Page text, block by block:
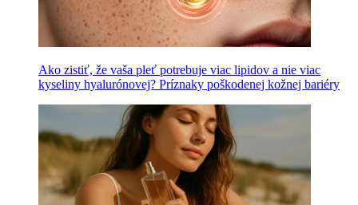
Ako zistiť, že vaša pleť potrebuje viac lipidov a nie viac
kyseliny hyalurónovej? Príznaky poškodenej kožnej bariéry